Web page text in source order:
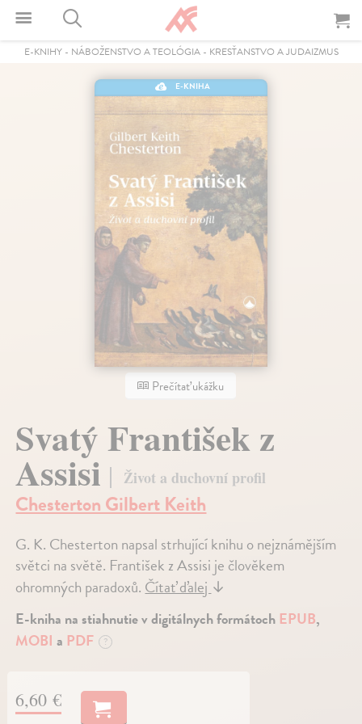
E-KNIHY- NÁBOŽENSTVO A TEOLÓGIA- KRESŤANSTVO A JUDAIZMUS
E-KNIHA
Prečítať ukážku
Svatý František z
Assisi Život a duchovní profil
Chesterton Gilbert Keith
G. K. Chesterton napsal strhující knihu o nejznámějším
světci na světě. František z Assisi je člověkem
ohromných paradoxů.Čítať ďalej↓
E-kniha na stiahnutie v digitálnych formátoch EPUB,
MOBI a PDF ?
6,60 €